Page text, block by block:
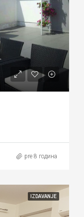
pre 8 година
IZDAVANJE